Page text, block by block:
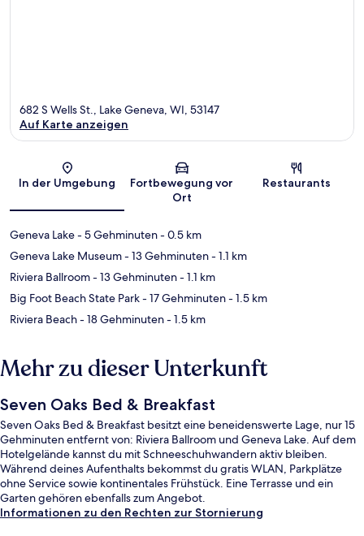
Karte
682 S Wells St., Lake Geneva, WI, 53147
Auf Karte anzeigen
In der Umgebung
Fortbewegung vor
Ort
Restaurants
Geneva Lake- 5 Gehminuten- 0.5 km
Geneva Lake Museum- 13 Gehminuten- 1.1 km
Riviera Ballroom- 13 Gehminuten- 1.1 km
Big Foot Beach State Park- 17 Gehminuten- 1.5 km
Riviera Beach- 18 Gehminuten- 1.5 km
Mehr zu dieser Unterkunft
Seven Oaks Bed & Breakfast
Seven Oaks Bed & Breakfast besitzt eine beneidenswerte Lage, nur 15
Gehminuten entfernt von: Riviera Ballroom und Geneva Lake. Auf dem
Hotelgelände kannst du mit Schneeschuhwandern aktiv bleiben.
Während deines Aufenthalts bekommst du gratis WLAN, Parkplätze
ohne Service sowie kontinentales Frühstück. Eine Terrasse und ein
Garten gehören ebenfalls zum Angebot.
Informationen zu den Rechten zur Stornierung